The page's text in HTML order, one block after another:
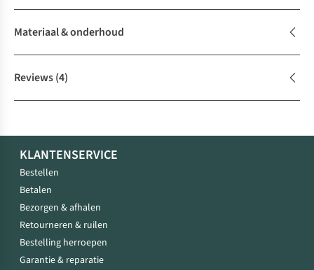
Materiaal & onderhoud
Reviews(4)
KLANTENSERVICE
Bestellen
Betalen
Bezorgen & afhalen
Retourneren & ruilen
Bestelling herroepen
Garantie & reparatie